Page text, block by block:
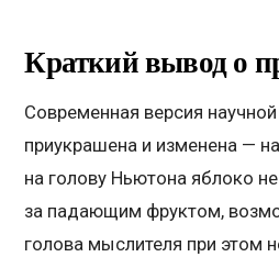
Краткий вывод о
Современная версия
приукрашена и изменена —
на голову Ньютона яблоко
за падающим фруктом,
голова мыслителя при этом